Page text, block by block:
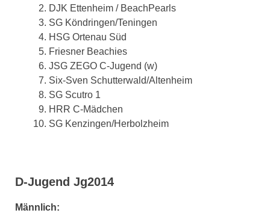
DJK Ettenheim / BeachPearls
SG Köndringen/Teningen
HSG Ortenau Süd
Friesner Beachies
JSG ZEGO C-Jugend (w)
Six-Sven Schutterwald/Altenheim
SG Scutro 1
HRR C-Mädchen
SG Kenzingen/Herbolzheim
D-Jugend Jg2014
Männlich: